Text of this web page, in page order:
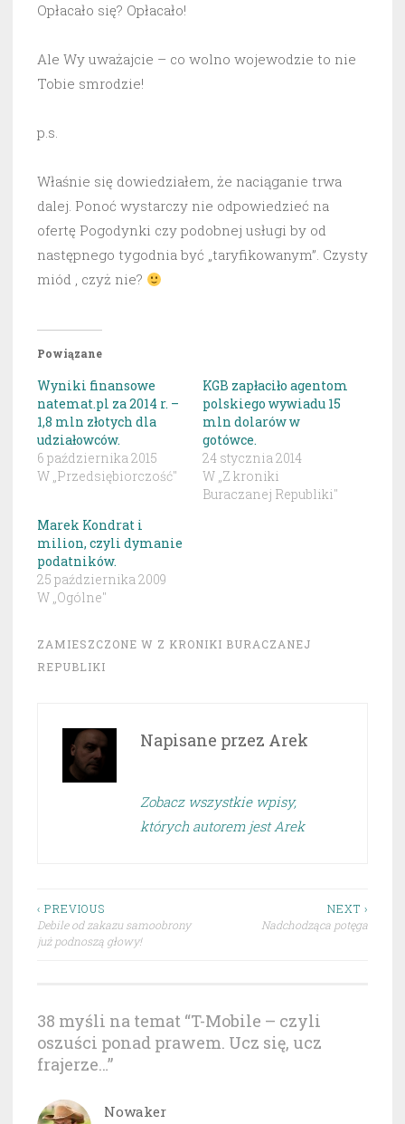
Opłacało się? Opłacało!
Ale Wy uważajcie – co wolno wojewodzie to nie
Tobie smrodzie!
p.s.
Właśnie się dowiedziałem, że naciąganie trwa
dalej. Ponoć wystarczy nie odpowiedzieć na
ofertę Pogodynki czy podobnej usługi by od
następnego tygodnia być „taryfikowanym”. Czysty
miód , czyż nie?
Powiązane
Wyniki finansowe
natemat.pl za 2014 r. –
1,8 mln złotych dla
udziałowców.
6 października 2015
W „Przedsiębiorczość"
KGB zapłaciło agentom
polskiego wywiadu 15
mln dolarów w
gotówce.
24 stycznia 2014
W „Z kroniki
Buraczanej Republiki"
Marek Kondrat i
milion, czyli dymanie
podatników.
25 października 2009
W „Ogólne"
ZAMIESZCZONE W Z KRONIKI BURACZANEJ
REPUBLIKI
Napisane przez Arek
Zobacz wszystkie wpisy,
których autorem jest Arek
Nawigacja
wpisu
‹ PREVIOUS
Debile od zakazu samoobrony
już podnoszą głowy!
NEXT ›
Nadchodząca potęga
38 myśli na temat “T-Mobile – czyli
oszuści ponad prawem. Ucz się, ucz
frajerze…”
Nowaker